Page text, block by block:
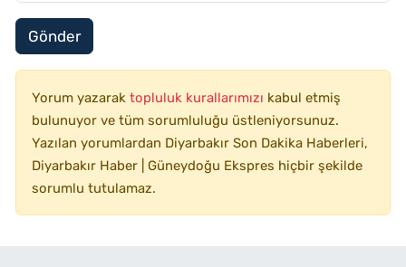
Gönder
Yorum yazarak topluluk kurallarımızı kabul etmiş
bulunuyor ve tüm sorumluluğu üstleniyorsunuz.
Yazılan yorumlardan Diyarbakır Son Dakika Haberleri,
Diyarbakır Haber | Güneydoğu Ekspres hiçbir şekilde
sorumlu tutulamaz.